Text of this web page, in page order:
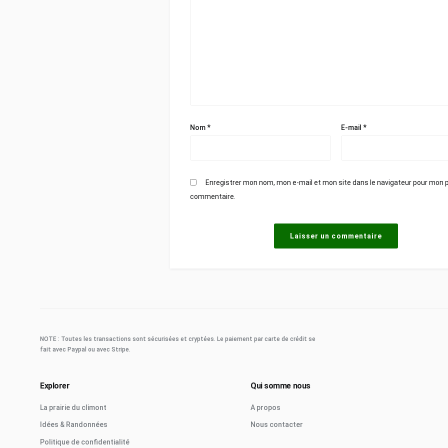
Nom* E-mail *
Enregistrer mon nom, mon e-mail et mon site dans le navigateur pour mon
commentaire.
NOTE : Toutes les transactions sont sécurisées et cryptées. Le paiement par carte de crédit se
fait avec Paypal ou avec Stripe.
Explorer
La prairie du climont
Idées & Randonnées
Politique de confidentialité
Qui somme nous
A propos
Nous contacter